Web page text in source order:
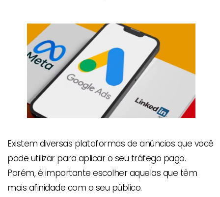
Existem diversas plataformas de anúncios que você
pode utilizar para aplicar o seu tráfego pago.
Porém, é importante escolher aquelas que têm
mais afinidade com o seu público.